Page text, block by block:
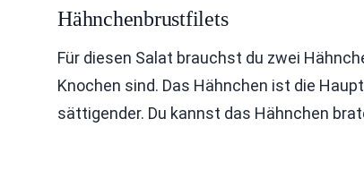
Hähnchenbrustfilets
Für diesen Salat brauchst du zwei
Knochen sind. Das Hähnchen ist die
sättigender. Du kannst das Hähnchen